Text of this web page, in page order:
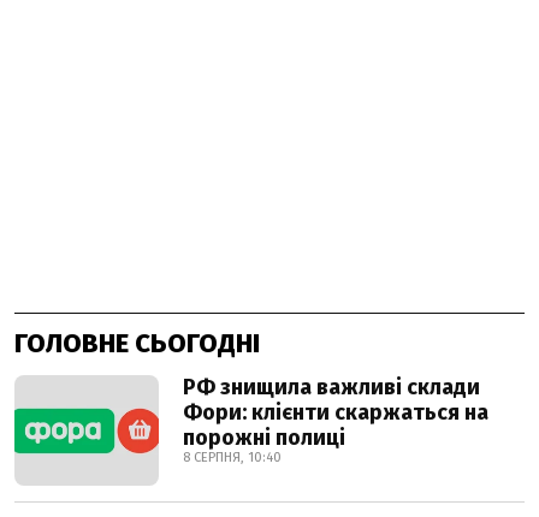
ГОЛОВНЕ СЬОГОДНІ
РФ знищила важливі склади
Фори: клієнти скаржаться на
порожні полиці
8 СЕРПНЯ, 10:40